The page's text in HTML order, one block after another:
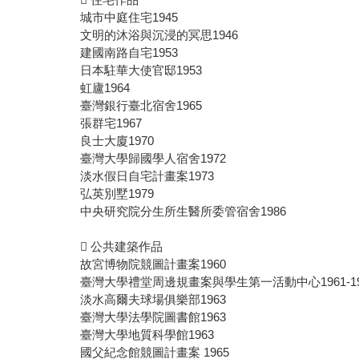
城市中庭住宅1945
文明的沐浴與沉浸的冥思1946
建國南路自宅1953
日本駐華大使官邸1953
虹廬1964
臺灣銀行臺北宿舍1965
張群宅1967
良士大廈1970
臺灣大學歸國學人宿舍1972
淡水假日自宅計畫案1973
弘英別墅1979
中央研究院分生所生醫所委管宿舍1986
 公共建築作品
故宮博物院競圖計畫案1960
臺灣大學禮堂周邊規畫案與學生第一活動中心1961-
淡水高爾夫球場俱樂部1963
臺灣大學法學院圖書館1963
臺灣大學地質科學館1963
國父紀念館競圖計畫案 1965